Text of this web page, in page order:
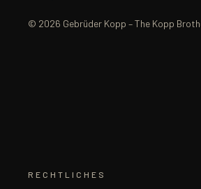
© 2026 Gebrüder Kopp – The Kopp
RECHTLICHES